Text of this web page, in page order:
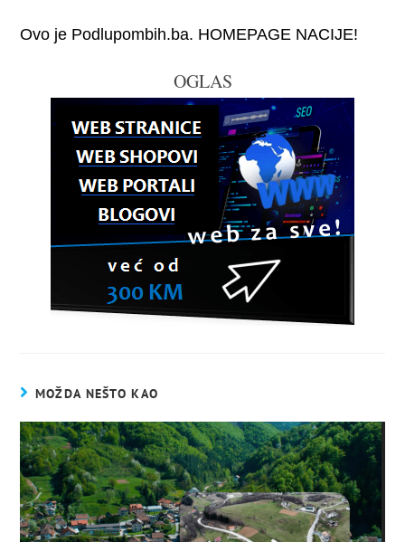
Ovo je Podlupombih.ba. HOMEPAGE NACIJE!
OGLAS
MOŽDA NEŠTO KAO